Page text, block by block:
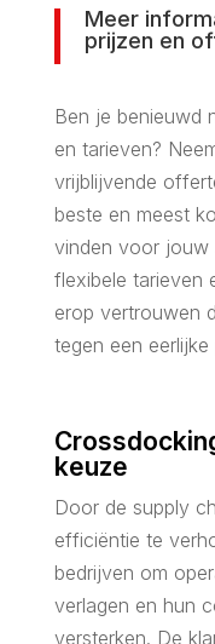
Meer
prijzen en
Ben je benieuwd
en tarieven?
vrijblijvende
beste en meest
vinden voor jouw
flexibele tarieven
erop vertrouwen
tegen een
keuze
Door de supply
efficiëntie te
bedrijven om
verlagen en hun
versterken. De